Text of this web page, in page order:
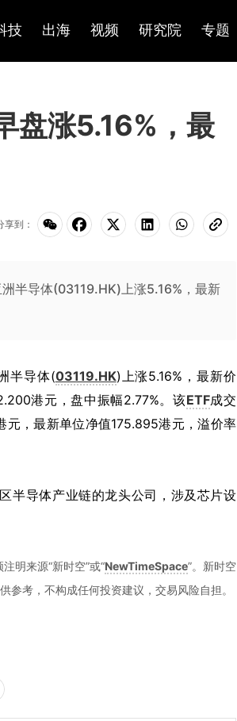
技 出海 视频 研究院 专题
盘涨5.16%，最
享到：
半导体(03119.HK)上涨5.16%，最新
半导体(03119.HK)上涨5.16%，最新价
港元，盘中振幅2.77%。该ETF成交
，最新单位净值175.895港元，溢价率
半导体产业链的龙头公司，涉及芯片设
明来源“新时空”或“NewTimeSpace”。新时空
考，不构成任何投资建议，交易风险自担。